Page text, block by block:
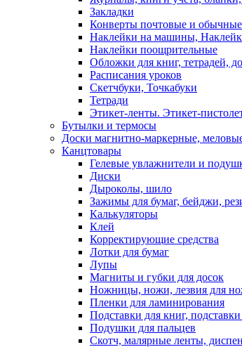
Закладки
Конверты почтовые и обычные
Наклейки на машины,
Наклейки поощрительные
Обложки для книг, тетрадей,
Расписания уроков
Скетчбуки, Точкабуки
Тетради
Этикет-ленты. Этикет-
Бутылки и термосы
Доски магнитно-маркерные,
Канцтовары
Гелевые увлажнители и
Диски
Дыроколы, шило
Зажимы для бумаг, бейджи,
Калькуляторы
Клей
Корректирующие средства
Лотки для бумаг
Лупы
Магниты и губки для досок
Ножницы, ножи, лезвия для
Пленки для ламинирования
Подставки для книг,
Подушки для пальцев
Скотч, малярные ленты,